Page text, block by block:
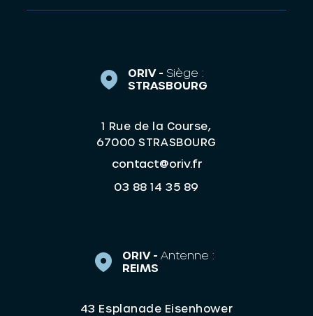
ORIV - Siège :
STRASBOURG
1 Rue de la Course,
67000 STRASBOURG
contact@oriv.fr
03 88 14 35 89
ORIV - Antenne :
REIMS
43 Esplanade Eisenhower